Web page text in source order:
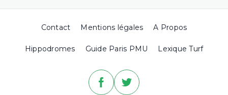
Contact Mentions légales A Propos
Hippodromes Guide Paris PMU Lexique Turf